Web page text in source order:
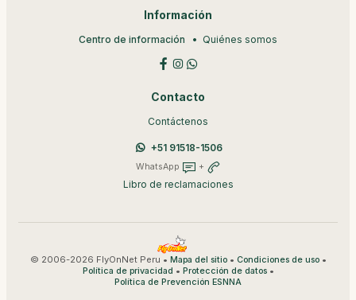
Información
Centro de información Quiénes somos
Contacto
Contáctenos
+51 91518-1506
WhatsApp +
Libro de reclamaciones
© 2006-2026 FlyOnNet Peru • Mapa del sitio• Condiciones de uso•
Política de privacidad • Protección de datos•
Política de Prevención ESNNA